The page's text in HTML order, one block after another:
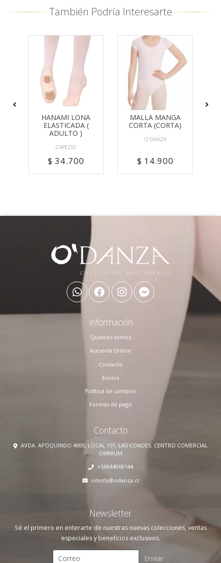
También Podría Interesarte
HANAMI LONA
ELASTICADA (
ADULTO )
CAPEZIO
$ 34.700
MALLA MANGA
CORTA (CORTA)
O DANZA
$ 14.900
Información
Quiénes somos
Asesoría Online
Contacto
Envíos
Política de cambios
Formas de pago
Contacto
AVDA. APOQUINDO 4900, LOCAL 151, LAS CONDES. CENTRO COMERCIAL
OMNIUM
+56944068144
odinfo@odanza.cl
Newsletter
Sé el primero en enterarte de nuestras nuevas colecciones, ventas
especiales y beneficios exclusivos.
Enviar